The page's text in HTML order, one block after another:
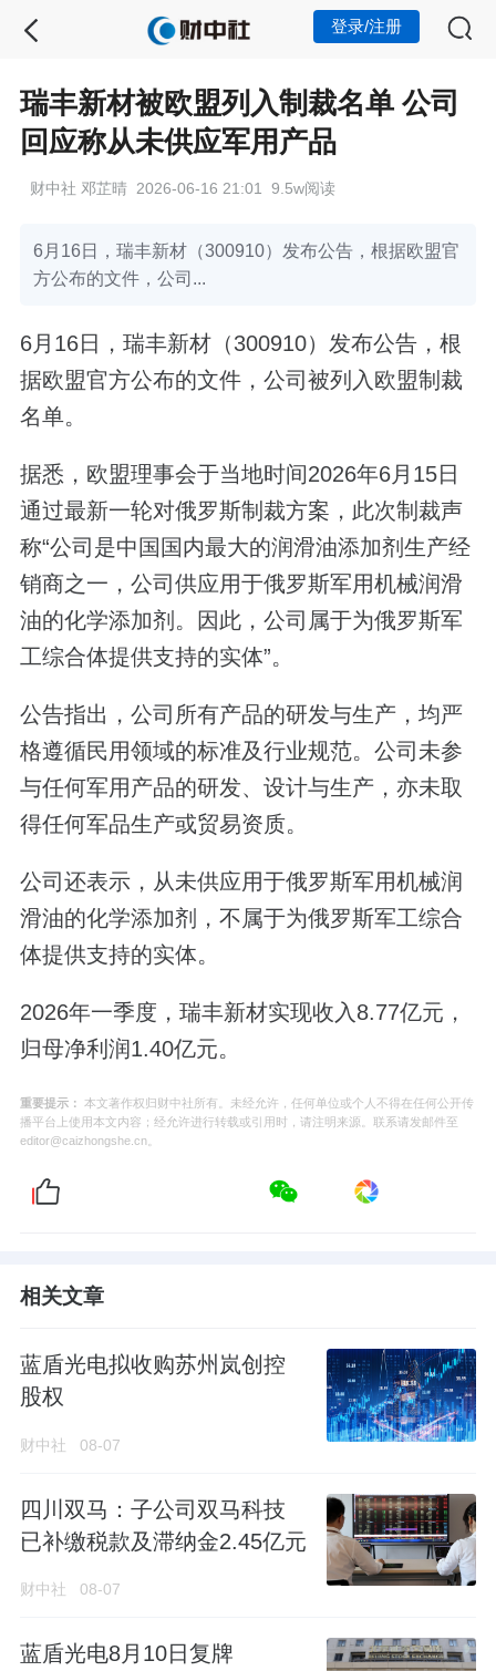
登录/注册
瑞丰新材被欧盟列入制裁名单 公司
回应称从未供应军用产品
财中社 邓芷晴 2026-06-16 21:01 9.5w阅读
6月16日，瑞丰新材（300910）发布公告，根据欧盟官
方公布的文件，公司...
6月16日，瑞丰新材（300910）发布公告，根
据欧盟官方公布的文件，公司被列入欧盟制裁
名单。
据悉，欧盟理事会于当地时间2026年6月15日
通过最新一轮对俄罗斯制裁方案，此次制裁声
称“公司是中国国内最大的润滑油添加剂生产经
销商之一，公司供应用于俄罗斯军用机械润滑
油的化学添加剂。因此，公司属于为俄罗斯军
工综合体提供支持的实体”。
公告指出，公司所有产品的研发与生产，均严
格遵循民用领域的标准及行业规范。公司未参
与任何军用产品的研发、设计与生产，亦未取
得任何军品生产或贸易资质。
公司还表示，从未供应用于俄罗斯军用机械润
滑油的化学添加剂，不属于为俄罗斯军工综合
体提供支持的实体。
2026年一季度，瑞丰新材实现收入8.77亿元，
归母净利润1.40亿元。
重要提示： 本文著作权归财中社所有。未经允许，任何单位或个人不得在任何公开传
播平台上使用本文内容；经允许进行转载或引用时，请注明来源。联系请发邮件至
editor@caizhongshe.cn。
相关文章
蓝盾光电拟收购苏州岚创控
股权
财中社 08-07
四川双马：子公司双马科技
已补缴税款及滞纳金2.45亿元
财中社 08-07
蓝盾光电8月10日复牌